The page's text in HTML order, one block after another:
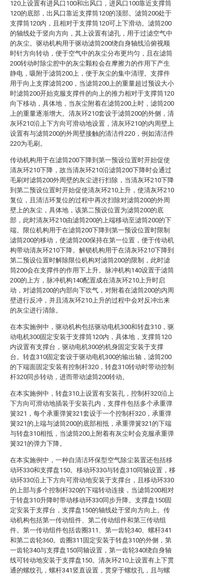
120上设置有进风口100和出风口，进风口100靠近支撑筒
120的底部，出风口靠近支撑筒120的顶部。滤筒200处于
支撑筒120内，且相对于支撑筒120可上下滑动。滤筒200
的轴线处于竖向方向，其上设置有滤孔，用于过滤空气中
的灰尘。驱动机构用于驱动滤筒200绕自身轴线沿俯视顺
时针方向转动，便于空气中的灰尘分布更均匀，且在滤筒
200转动时除尘腔中的灰尘颗粒会在摩擦力的作用下产生
静电，吸附于滤筒200上，便于灰尘的集中清理。支撑件
用于向上支撑滤筒200，当滤筒200上的重量超过预设大小
时滤筒200开始克服支撑件的向上的推力相对于支撑筒120
向下移动，具体地，当灰尘附着在滤筒200上时，滤筒200
上的重量逐渐增大。清灰环210套设于滤筒200的外侧，清
灰环210沿上下方向可滑动地设置，清灰环210的内周壁上
设置有与滤筒200的外周壁接触的清洁件220，例如清洁件
220为毛刷。
传动机构用于在滤筒200下降到第一预设位置时开始促使
清灰环210下降，故当清灰环210沿滤筒200下降时会通过
毛刷对滤筒200外周壁的灰尘进行扫除，当清灰环210下降
到第二预设位置时开始促使清灰环210上升，使清灰环210
复位，且清洁环复位的过程中再次扫除对滤筒200的外周
壁上的灰尘，具体地，该第二预设位置为滤筒200的底
部，此时清灰环210由滤筒200的上端移动至滤筒200的下
端。限位机构用于在滤筒200下降到第一预设位置时限制
滤筒200的移动，使滤筒200保持在第一位置，便于传动机
构带动清灰环210下降。解锁机构用于在清灰环210下降到
第二预设位置时解除限位机构对滤筒200的限制，此时滤
筒200会在支撑件的作用下上升。脉冲机构140设置于滤筒
200的上方，脉冲机构140配置成在清灰环210上升时启
动，对滤筒200的内部向下吹气，对附着在滤筒200的内周
壁进行反冲，并且清灰环210上升的过程中会对反冲出来
的灰尘进行清除。
在本实施例中，驱动机构包括驱动电机300和转盘310，驱
动电机300固定安装于支撑筒120内，具体地，支撑筒120
内设置有支撑台，驱动电机300的机身固定安装于支撑
台。转盘310固定套设于驱动电机300的输出轴，滤筒200
的下端面固定安装有控制杆320，转盘310转动时带动控制
杆320同步转动，进而带动滤筒200转动。
在本实施例中，转盘310上设置有安装孔，控制杆320沿上
下方向可滑动地插装于安装孔内，支撑件包括多个承重弹
簧321，每个承重弹簧321套设于一个控制杆320，承重弹
簧321的上端与滤筒200的底部相抵，承重弹簧321的下端
与转盘310相抵，当滤筒200上附着有灰尘时会克服承重弹
簧321的弹力下降。
在本实施例中，一种自清洁环保型空气除尘装置还包括移
动环330和支撑盘150。移动环330与转盘310同轴设置，移
动环330沿上下方向可滑动地安装于支撑台，且移动环330
的上部与多个控制杆320的下端转动连接，当滤筒200相对
于转盘310升降时带动移动环330同步升降。支撑盘150固
定安装于支撑台，支撑盘150的轴线处于竖向方向上。传
动机构包括第一传动组件、第二传动组件和第三传动组
件。第一传动组件包括齿圈311、第一齿轮340、螺杆341
和第二齿轮360。齿圈311固定安装于转盘310的外侧，第
一齿轮340与支撑盘150同轴设置，第一齿轮340绕自身轴
线可转动地安装于支撑盘150。清灰环210上设置有上下贯
通的螺纹孔，螺杆341竖直设置，贯穿于螺纹孔，且与螺